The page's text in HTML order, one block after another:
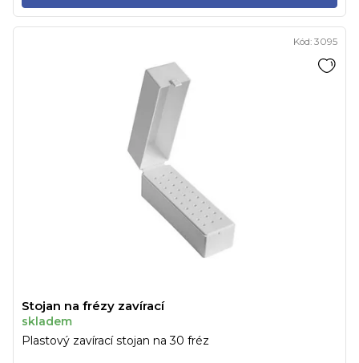
Stojan na frézy zavírací
skladem
Plastový zavírací stojan na 30 fréz
Kód: 3095